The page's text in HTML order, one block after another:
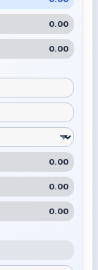
0.00
0.00
0.00
0.00
0.00